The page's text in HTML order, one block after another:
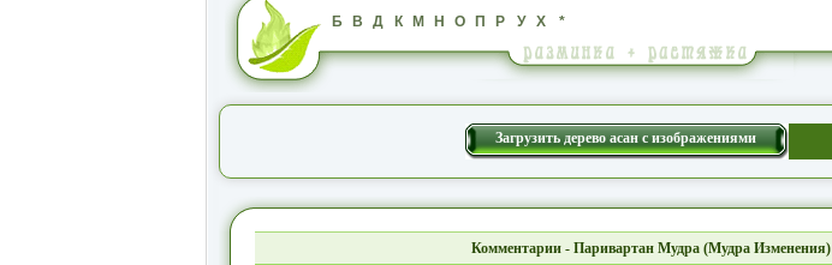
Б В Д К М Н О П Р У Х *
Загрузить дерево асан с изображениями
Комментарии - Паривартан Мудра (Мудра Изменения)